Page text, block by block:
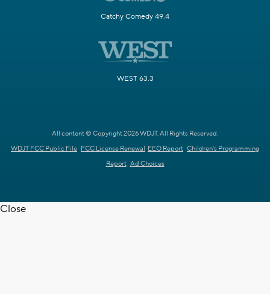
Catchy Comedy 49.4
WEST 63.3
All content © Copyright 2026 WDJT. All Rights Reserved.
WDJT FCC Public File FCC License Renewal EEO Report Children's Programming
Report Ad Choices
Close